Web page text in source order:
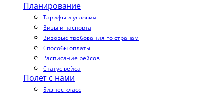
Планирование
Тарифы и условия
Визы и паспорта
Визовые требования по странам
Способы оплаты
Расписание рейсов
Статус рейса
Полет с нами
Бизнес-класс